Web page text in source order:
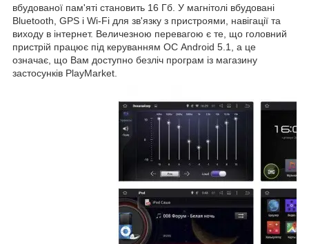
вбудованої пам'яті становить 16 Гб. У магнітолі вбудовані
Bluetooth, GPS і Wi-Fi для зв'язку з пристроями, навігації та
виходу в інтернет. Величезною перевагою є те, що головний
пристрій працює під керуванням ОС Android 5.1, а це
означає, що Вам доступно безліч програм із магазину
застосунків PlayMarket.